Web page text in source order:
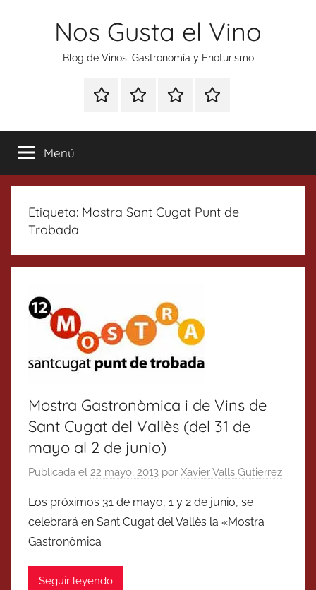
Nos Gusta el Vino
Blog de Vinos, Gastronomía y Enoturismo
Especial
Tonics
Enoturismo
Gastronomía
RankingContacto
Menú
Etiqueta: Mostra Sant Cugat Punt de
Trobada
Mostra Gastronòmica i de Vins de
Sant Cugat del Vallès (del 31 de
mayo al 2 de junio)
Publicada el 22 mayo, 2013 por Xavier Valls Gutierrez
Los próximos 31 de mayo, 1 y 2 de junio, se
celebrará en Sant Cugat del Vallès la «Mostra
Gastronòmica
Seguir leyendo